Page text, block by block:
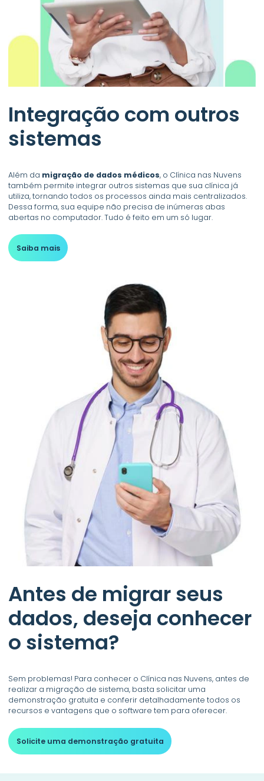
Integração com outros
sistemas
Além da migração de dados médicos, o Clínica nas Nuvens
também permite integrar outros sistemas que sua clínica já
utiliza, tornando todos os processos ainda mais centralizados.
Dessa forma, sua equipe não precisa de inúmeras abas
abertas no computador. Tudo é feito em um só lugar.
Saiba mais
Antes de migrar seus
dados, deseja conhecer
o sistema?
Sem problemas! Para conhecer o Clínica nas Nuvens, antes de
realizar a migração de sistema, basta solicitar uma
demonstração gratuita e conferir detalhadamente todos os
recursos e vantagens que o software tem para oferecer.
Solicite uma demonstração gratuita